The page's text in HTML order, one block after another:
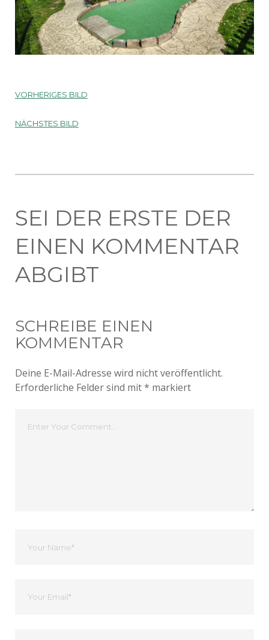
VORHERIGES BILD
NÄCHSTES BILD
SEI DER ERSTE DER
EINEN KOMMENTAR
ABGIBT
SCHREIBE EINEN
KOMMENTAR
Deine E-Mail-Adresse wird nicht veröffentlicht.
Erforderliche Felder sind mit* markiert
Kommentar
Name
Email